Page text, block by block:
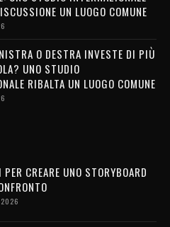
UN LUOGO COMUNE
O DESTRA INVESTE DI PIÙ
UNO STUDIO
RIBALTA UN LUOGO COMUNE
CREARE UNO STORYBOARD
2026